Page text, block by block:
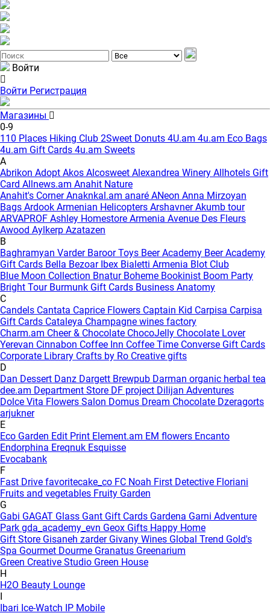
Войти
Войти Регистрация
Магазины
0-9
110 Places Hiking Club 2Sweet Donuts 4U.am 4u.am Eco Bags
4u.am Gift Cards 4u.am Sweets
A
Abrikon Adopt Akos Alcosweet Alexandrea Winery Allhotels Gift
Card Allnews.am Anahit Nature
Anahit's CornerAnaknkal.am anaré ANeon Anna Mirzoyan
Bags Ardook Armenian Helicopters Arshavner Akumb tour
ARVAPROF Ashley Homestore Armenia Avenue Des Fleurs
Awood Aylkerp Azatazen
B
Baghramyan Varder Baroor Toys Beer Academy Beer Academy
Gift Cards Bella Bezoar Ibex Bialetti Armenia Blot Club
Blue Moon Collection Bnatur Boheme Bookinist Boom Party
Bright Tour Burmunk Gift Cards Business Anatomy
C
Candels Cantata Caprice Flowers Captain Kid Carpisa Carpisa
Gift Cards Cataleya Champagne wines factory
Charm.am Cheer & Chocolate ChocoJelly Chocolate Lover
Yerevan Cinnabon Coffee Inn Coffee Time Converse Gift Cards
Corporate Library Crafts by Ro Creative gifts
D
Dan Dessert Danz Dargett Brewpub Darman organic herbal tea
dee.am Department Store DF project Dilijan Adventures
Dolce Vita Flowers Salon Domus Dream Chocolate Dzeragorts
arjukner
E
Eco Garden Edit Print Element.am EM flowers Encanto
Endorphina Ereqnuk Esquisse
Evocabank
F
Fast Drive favoritecake_co FC Noah First Detective Floriani
Fruits and vegetables Fruity Garden
G
Gabi GAGAT Glass Gant Gift Cards Gardena Garni Adventure
Park gda_academy_evn Geox Gifts Happy Home
Gift Store Gisaneh zarder Givany Wines Global Trend Gold's
Spa Gourmet Dourme Granatus Greenarium
Green Creative Studio Green House
H
H2O Beauty Lounge
I
Ibari Ice-Watch IP Mobile